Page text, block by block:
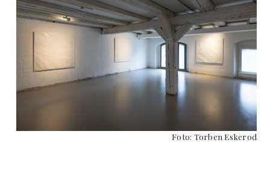
Foto: Torben Eskerod